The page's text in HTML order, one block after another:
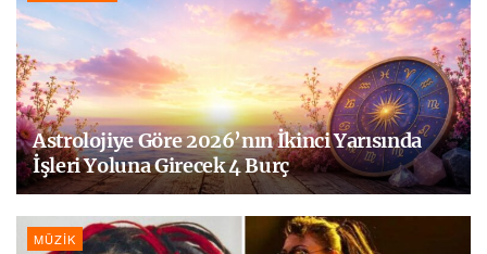
Astrolojiye Göre 2026’nın İkinci Yarısında
İşleri Yoluna Girecek 4 Burç
MÜZIK